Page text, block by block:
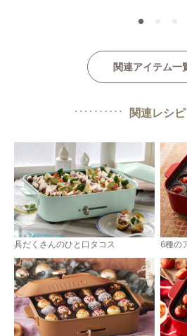
●
関連アイテム一
関連レシピ
具だくさんのひと口タコス 6種の